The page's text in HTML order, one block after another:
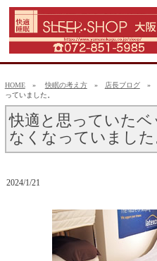
HOME» 快眠の考え方» 店長ブログ» 快
っていました。
快適と思っていた
なくなっていました
2024/1/21